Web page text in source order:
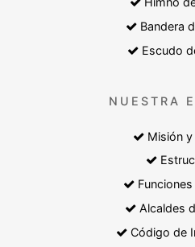
Bandera
Escudo
NUESTRA
Misión
Alcaldes
Código de